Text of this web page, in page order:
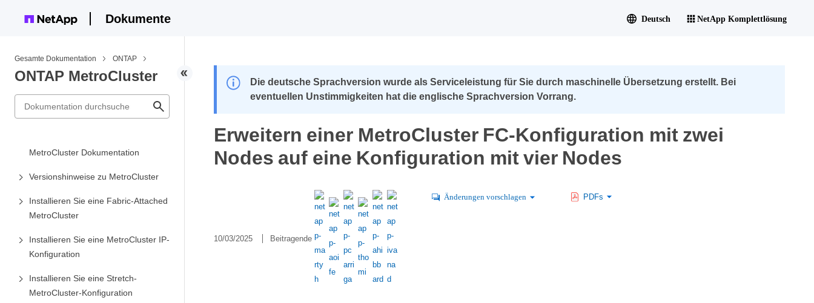
Dokumente Deutsch NetApp Komplettlösung
Gesamte Dokumentation ONTAP
ONTAP MetroCluster
MetroCluster Dokumentation
Versionshinweise zu MetroCluster
Installieren Sie eine Fabric-Attached
MetroCluster
Installieren Sie eine MetroCluster IP-
Konfiguration
Installieren Sie eine Stretch-
MetroCluster-Konfiguration
Die deutsche Sprachversion wurde als Serviceleistung für Sie durch maschinelle Übersetzung erstellt. Bei
eventuellen Unstimmigkeiten hat die englische Sprachversion Vorrang.
Erweitern einer MetroCluster FC-Konfiguration mit zwei
Nodes auf eine Konfiguration mit vier Nodes
10/03/2025 Beitragende
Änderungen vorschlagen PDFs